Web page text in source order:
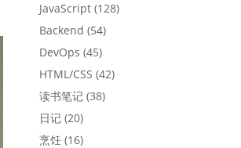
JavaScript(128)
Backend (54)
DevOps (45)
HTML/CSS (42)
读书笔记(38)
日记(20)
烹饪(16)